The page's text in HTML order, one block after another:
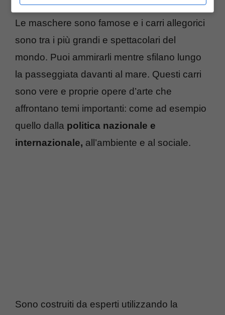
Le maschere sono famose e i carri allegorici
sono tra i più grandi e spettacolari del
mondo. Puoi ammirarli mentre sfilano lungo
la passeggiata davanti al mare. Questi carri
sono vere e proprie opere d’arte che
affrontano temi importanti: come ad esempio
quello dalla politica nazionale e
internazionale, all’ambiente e al sociale.
Sono costruiti da esperti utilizzando la